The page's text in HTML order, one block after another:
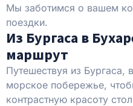
Мы заботимся о вашем
поездки.
Из Бургаса в
маршрут
Путешествуя из Бургаса,
морское побережье,
контрастную красоту